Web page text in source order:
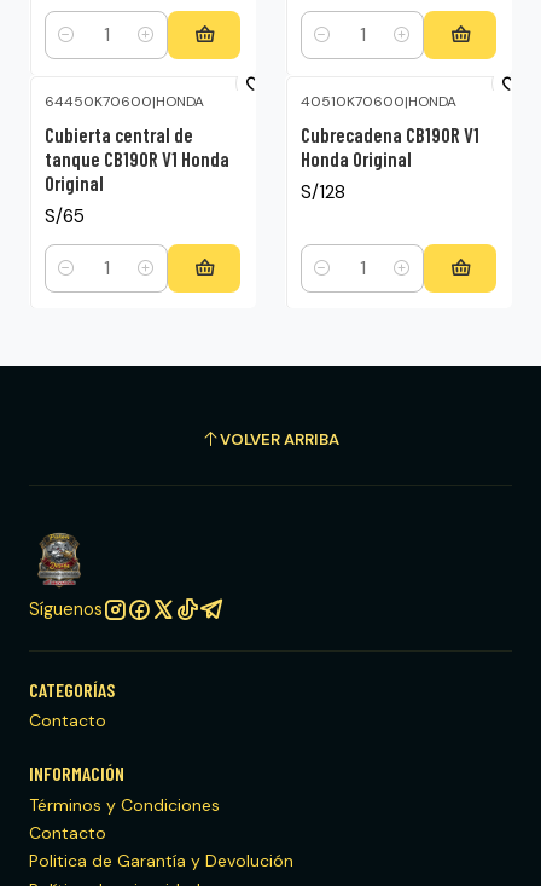
Cantidad Cantidad
64450K70600|HONDA
Cubierta central de
tanque CB190R V1 Honda
Original
S/65
Cantidad
40510K70600|HONDA
Cubrecadena CB190R V1
Honda Original
S/128
Cantidad
VOLVER ARRIBA
Síguenos
CATEGORÍAS
Contacto
INFORMACIÓN
Términos y Condiciones
Contacto
Politica de Garantía y Devolución